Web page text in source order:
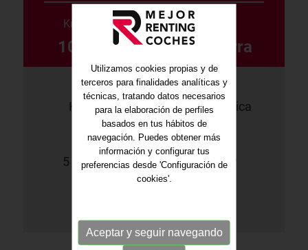
Km/año desde
10.000 Km Gris pizarra
Híbrido Automática
5 puertas 200Cv
Ficha PDF
Utilizamos cookies propias y de
terceros para finalidades analíticas y
técnicas, tratando datos necesarios
para la elaboración de perfiles
basados en tus hábitos de
navegación. Puedes obtener más
información y configurar tus
preferencias desde 'Configuración de
cookies'.
Aceptar y seguir navegando